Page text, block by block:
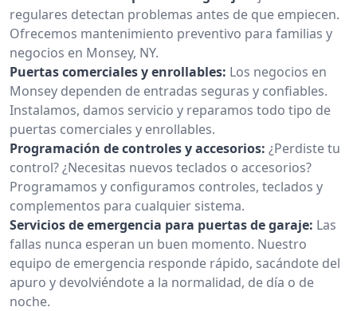
regulares detectan problemas antes de que empiecen.
Ofrecemos mantenimiento preventivo para familias y
negocios en Monsey, NY.
Puertas comerciales y enrollables: Los negocios en
Monsey dependen de entradas seguras y confiables.
Instalamos, damos servicio y reparamos todo tipo de
puertas comerciales y enrollables.
Programación de controles y accesorios: ¿Perdiste tu
control? ¿Necesitas nuevos teclados o accesorios?
Programamos y configuramos controles, teclados y
complementos para cualquier sistema.
Servicios de emergencia para puertas de garaje: Las
fallas nunca esperan un buen momento. Nuestro
equipo de emergencia responde rápido, sacándote del
apuro y devolviéndote a la normalidad, de día o de
noche.